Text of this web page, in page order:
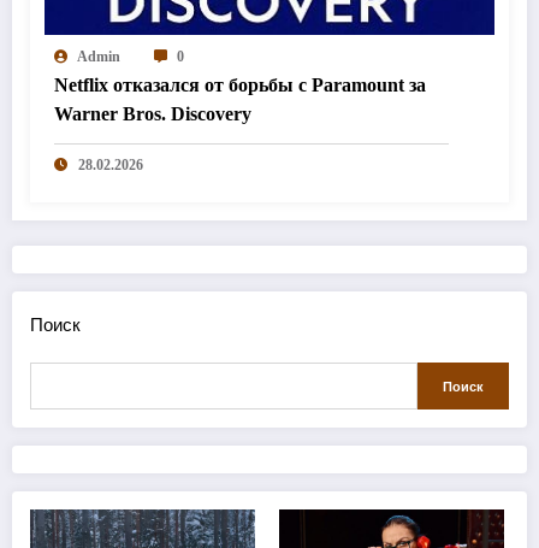
Admin 0
Netflix отказался от борьбы с Paramount за
Warner Bros. Discovery
28.02.2026
Поиск
Поиск